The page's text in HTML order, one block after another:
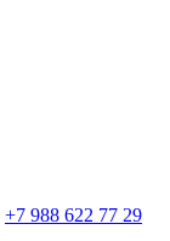
+7 988 622 77 29